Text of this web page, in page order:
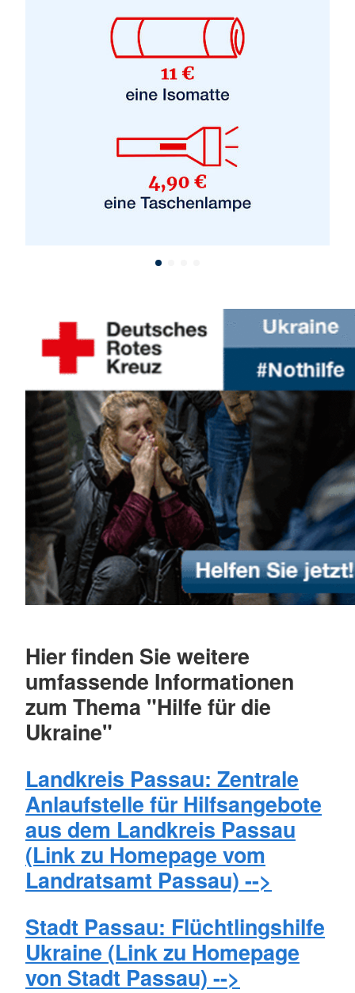
Hier finden Sie weitere
umfassende Informationen
zum Thema "Hilfe für die
Ukraine"
Landkreis Passau: Zentrale
Anlaufstelle für Hilfsangebote
aus dem Landkreis Passau
(Link zu Homepage vom
Landratsamt Passau) -->
Stadt Passau: Flüchtlingshilfe
Ukraine (Link zu Homepage
von Stadt Passau) -->